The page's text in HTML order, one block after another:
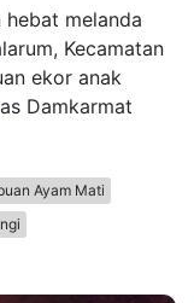
hebat melanda
Kecamatan
ekor anak
Damkarmat
Ayam Mati